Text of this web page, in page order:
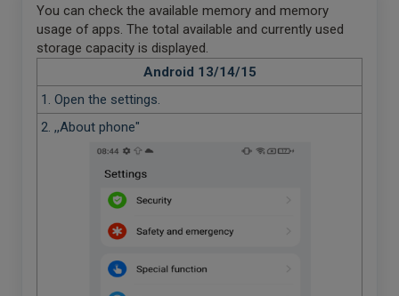
You can check the available memory and memory
usage of apps. The total available and currently used
storage capacity is displayed.
Android 13/14/15
1. Open the settings.
2. ,,About phone"